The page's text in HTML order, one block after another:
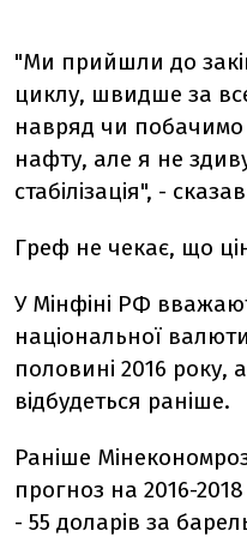
"Ми прийшли до
циклу, швидше за
навряд чи побачимо
нафту, але я не
стабілізація", -
Греф не чекає, що
У Мінфіні РФ
національної
половині 2016
відбудеться раніше.
Раніше
прогноз на 2016-
- 55 доларів за